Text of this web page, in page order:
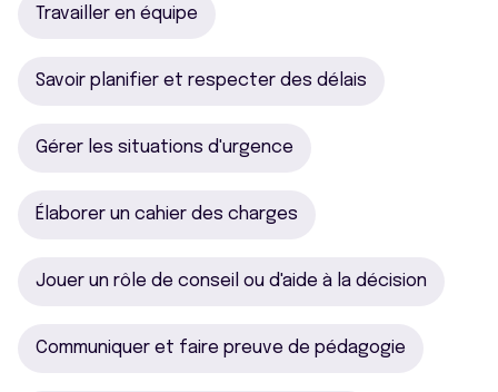
Travailler en équipe
Savoir planifier et respecter des délais
Gérer les situations d'urgence
Élaborer un cahier des charges
Jouer un rôle de conseil ou d'aide à la décision
Communiquer et faire preuve de pédagogie